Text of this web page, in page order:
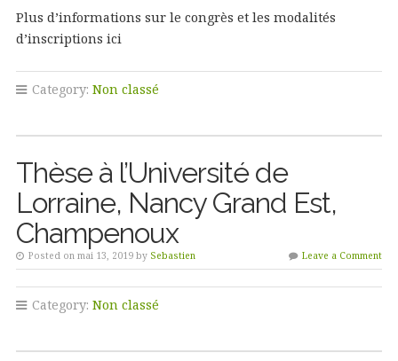
Plus d’informations sur le congrès et les modalités
d’inscriptions ici
Category: Non classé
Thèse à l’Université de
Lorraine, Nancy Grand Est,
Champenoux
Posted on mai 13, 2019 by Sebastien Leave a Comment
Category: Non classé